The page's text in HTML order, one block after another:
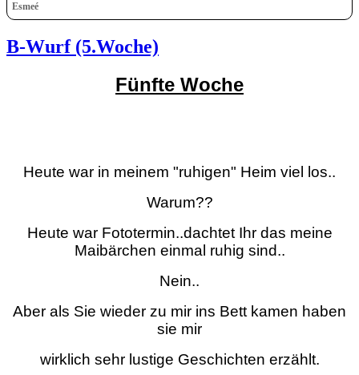
Esmeé
B-Wurf (5.Woche)
Fünfte Woche
Heute war in meinem "ruhigen" Heim viel los..
Warum??
Heute war Fototermin..dachtet Ihr das meine
Maibärchen einmal ruhig sind..
Nein..
Aber als Sie wieder zu mir ins Bett kamen haben
sie mir
wirklich sehr lustige Geschichten erzählt.